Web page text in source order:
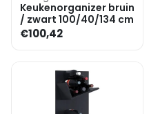
Keukenorganizer bruin
/ zwart 100/40/134 cm
€100,42